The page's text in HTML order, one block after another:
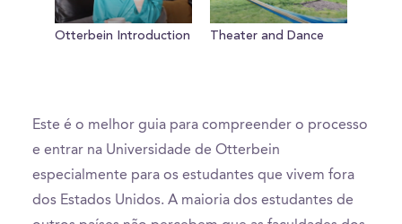
Otterbein Introduction Theater and Dance
Este é o melhor guia para compreender o processo
e entrar na Universidade de Otterbein
especialmente para os estudantes que vivem fora
dos Estados Unidos. A maioria dos estudantes de